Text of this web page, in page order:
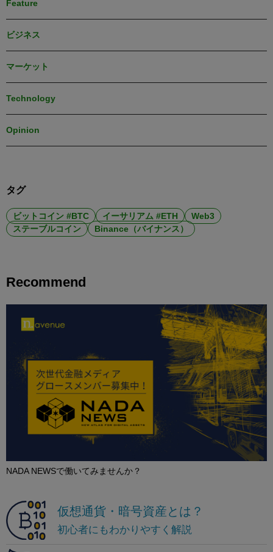
Feature
ビジネス
マーケット
Technology
Opinion
タグ
ビットコイン #BTC イーサリアム #ETH
Web3
ステーブルコイン
Binance（バイナンス）
Recommend
NADA NEWSで働いてみませんか？